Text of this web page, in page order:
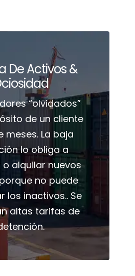
De Activos &
“olvidados”
de un cliente
meses. La baja
lo obliga a
alquilar nuevos
no puede
los inactivos.. Se
altas tarifas de